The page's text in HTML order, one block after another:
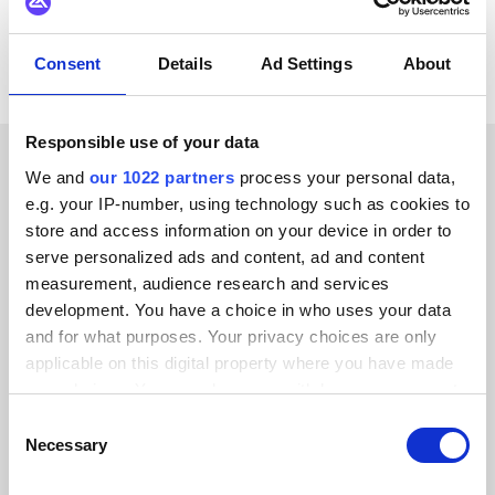
Consent Details Ad Settings About
Responsible use of your data
We and our 1022 partners process your personal data,
e.g. your IP-number, using technology such as cookies to
store and access information on your device in order to
serve personalized ads and content, ad and content
measurement, audience research and services
development. You have a choice in who uses your data
and for what purposes. Your privacy choices are only
applicable on this digital property where you have made
your choices. You can change or withdraw your consent
the Privacy trigger icon.
Selection
Necessary
ERFOLGSGESCHICHTEN UNSERER KUNDEN
Erfahren Sie, warum unsere
Kunden uns
weiterempfehlen
Alumio gab uns zum ersten Mal die